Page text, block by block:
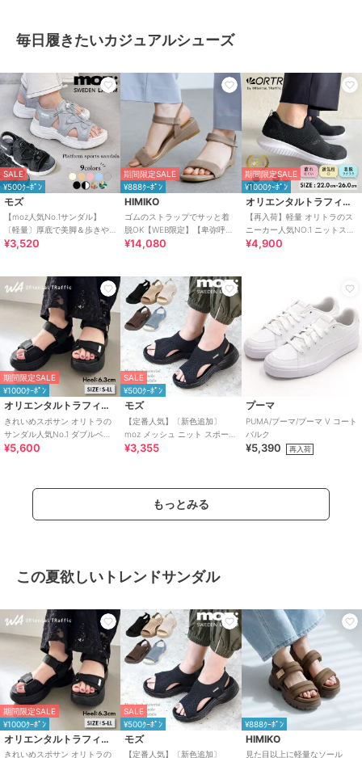
毎日履きたいカジュアルシューズ
SALE
¥500ｸｰﾎﾟﾝ
モズ
【moz人気No.1サンダル】
〔軽量〕厚底で美脚＆歩きや
すい！疲れにくいフィット感
¥3,520
期間限定SALE
¥888ｸｰﾎﾟﾝ
HIMIKO
ゴムのストラップでサッと着
脱OK【WEB限定】【卑弥呼
26SS】ゴムストラップサンダ
¥14,080
期間限定SALE
¥1000ｸｰﾎﾟﾝ
オリエンタルトラフィック
【再入荷】軽量 オリトラのス
ニーカー人気NO.1 ニットスニ
ーカー スリッポン /3709
¥4,900
期間限定SALE
¥1000ｸｰﾎﾟﾝ
オリエンタルトラフィック
きれいめスポサン オリトラの
サンダル人気No.1 ダブルベル
ト スポーツサンダル /42207
¥5,600
SALE
¥500ｸｰﾎﾟﾝ
モズ
【定番人気】〔新色追加〕
moz メッシュ ニット スポーツ
サンダル
¥3,355
プーマ
PUMA/プーマ/プーマ V コート
バルク
¥5,390 再入荷
もっとみる
この夏欲しいトレンドサンダル
期間限定SALE
¥1000ｸｰﾎﾟﾝ
オリエンタルトラフィック
きれいめスポサン オリトラの
SALE
¥500ｸｰﾎﾟﾝ
モズ
【定番人気】〔新色追加〕
¥888ｸｰﾎﾟﾝ
HIMIKO
見た目以上に軽量なソール